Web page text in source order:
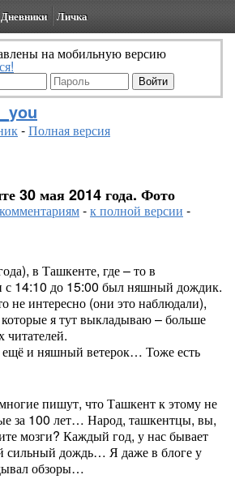
Дневники Личка
на мобильную версию
-Полная версия
30 мая 2014 года. Фото
-к полной версии -
в Ташкенте, где – то в
с 14:10 до 15:00 был няшный дождик.
не интересно (они это наблюдали),
я тут выкладываю – больше
читателей.
и няшный ветерок… Тоже есть
пишут, что Ташкент к этому не
за 100 лет… Народ, ташкентцы, вы,
мозги? Каждый год, у нас бывает
сильный дождь… Я даже в блоге у
обзоры…